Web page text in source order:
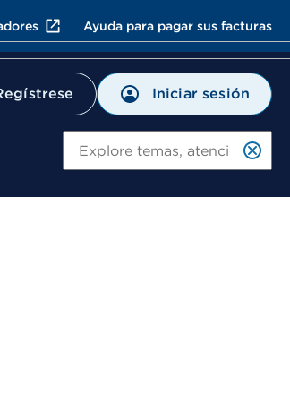
Ayuda para pagar sus facturas
Iniciar sesión